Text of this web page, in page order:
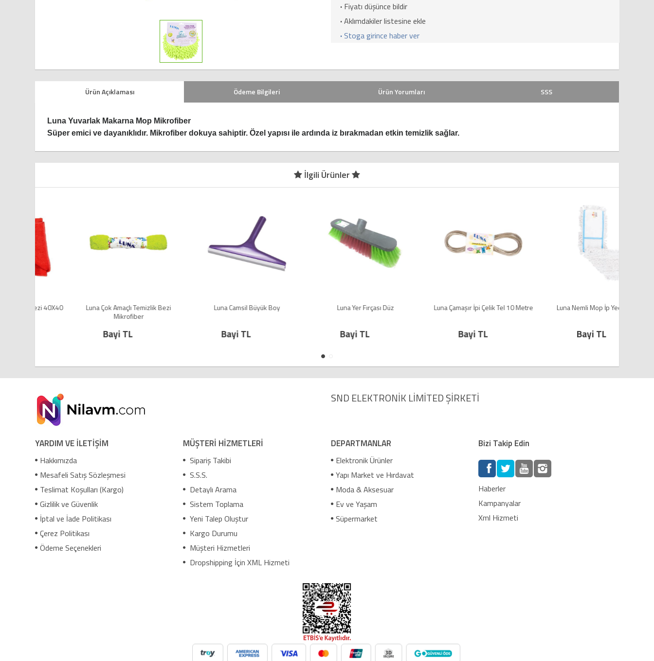
· Fiyatı düşünce bildir
·Aklımdakiler listesine ekle
· Stoga girince haber ver
Ürün Açıklaması Ödeme Bilgileri Ürün Yorumları SSS
Luna Yuvarlak Makarna Mop Mikrofiber
Süper emici ve dayanıklıdır. Mikrofiber dokuya sahiptir. Özel yapısı ile ardında iz bırakmadan etkin temizlik sağlar.
İlgili Ürünler
Luna Çok Amaçlı Temizlik Bezi
Luna Camsil Büyük Boy Luna Yer Fırçası Düz Luna Çamaşır İpi Çelik Tel 10 Metre Luna Nemli Mop İp Yedek 60 cm
SND ELEKTRONİK LİMİTED ŞİRKETİ
YARDIM VE İLETİŞİM
Hakkımızda
Mesafeli Satış Sözleşmesi
Teslimat Koşulları (Kargo)
Gizlilik ve Güvenlik
İptal ve İade Politikası
Çerez Politikası
Ödeme Seçenekleri
MÜŞTERİ HİZMETLERİ
Sipariş Takibi
S.S.S.
Detaylı Arama
Sistem Toplama
Yeni Talep Oluştur
Kargo Durumu
Müşteri Hizmetleri
Dropshipping İçin XML Hizmeti
DEPARTMANLAR
Elektronik Ürünler
Yapı Market ve Hırdavat
Moda & Aksesuar
Ev ve Yaşam
Süpermarket
Bizi Takip Edin
Haberler
Kampanyalar
Xml Hizmeti